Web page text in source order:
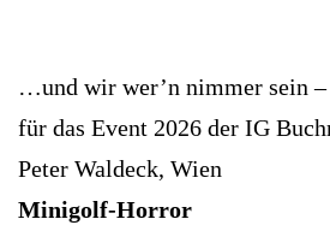
…und wir wer’n nimmer sein
für das Event 2026 der IG
Peter Waldeck, Wien
Minigolf-Horror